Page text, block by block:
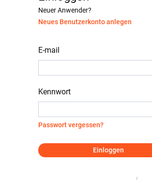
Neuer Anwender?
Neues Benutzerkonto anlegen
E-mail
Kennwort
Passwort vergessen?
Einloggen